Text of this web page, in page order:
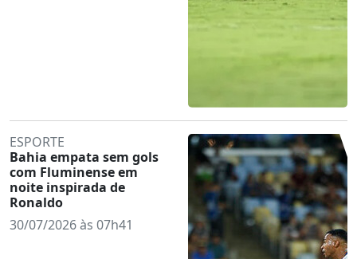
ESPORTE
Bahia empata sem gols
com Fluminense em
noite inspirada de
Ronaldo
30/07/2026 às 07h41